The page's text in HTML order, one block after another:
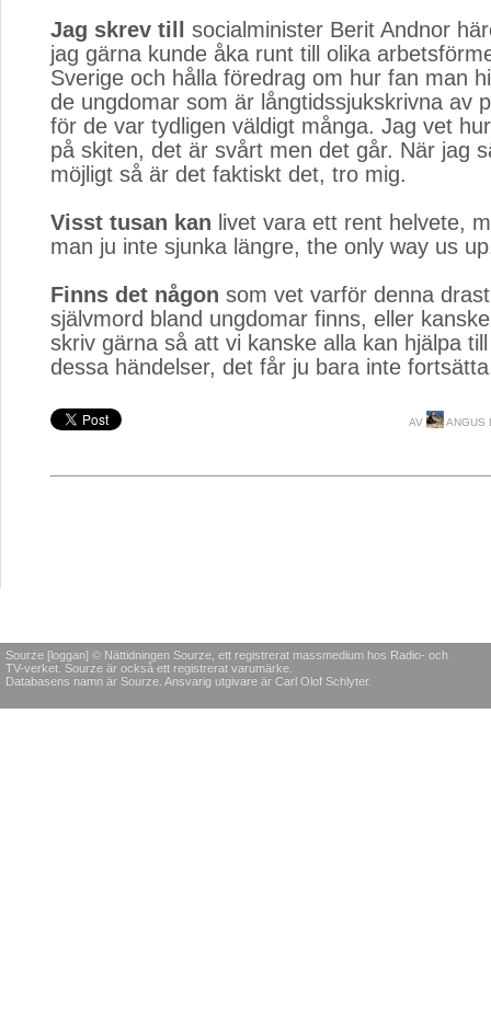
Jag skrev till
socialminister Berit Andnor
jag gärna kunde åka runt till olika
Sverige och hålla föredrag om hur fan man
de ungdomar som är långtidssjukskrivna av
för de var tydligen väldigt många. Jag vet
på skiten, det är svårt men det går. När jag
möjligt så är det faktiskt det, tro mig.
Visst tusan kan livet vara ett rent helvete,
man ju inte sjunka längre, the only way us
Finns det någon som vet varför denna
självmord bland ungdomar finns, eller
skriv gärna så att vi kanske alla kan hjälpa
dessa händelser, det får ju bara inte
AV ANGUS
Sourze [loggan] © Nättidningen Sourze, ett registrerat massmedium hos Radio- och
TV-verket. Sourze är också ett registrerat varumärke.
Databasens namn är Sourze. Ansvarig utgivare är Carl Olof Schlyter.